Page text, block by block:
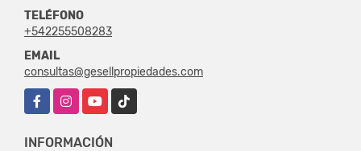
TELÉFONO
+542255508283
EMAIL
consultas@gesellpropiedades.com
FacebookInstagramYouTubeTikTok
INFORMACIÓN